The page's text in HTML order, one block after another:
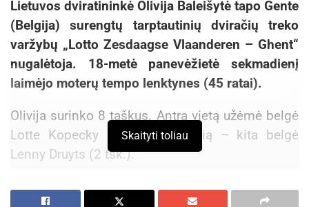
Lietuvos dviratininkė Olivija Baleišytė tapo Gente
(Belgija) surengtų tarptautinių dviračių treko
varžybų „Lotto Zesdaagse Vlaanderen – Ghent“
nugalėtoja. 18-metė panevėžietė sekmadienį
laimėjo moterų tempo lenktynes (45 ratai).
Olivija surinko 8 taškus. Antrą vietą užėmė belgė
Lotte Kopecky (5 tšk.), o trečią – kita belgė
Lenny Druyts (2 tšk.).
Aktualios naujienos
Skaityti toliau